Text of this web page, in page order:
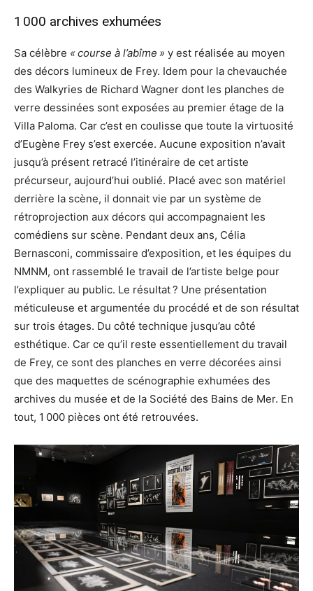
1 000 archives exhumées
Sa célèbre « course à l’abîme » y est réalisée au moyen
des décors lumineux de Frey. Idem pour la chevauchée
des Walkyries de Richard Wagner dont les planches de
verre dessinées sont exposées au premier étage de la
Villa Paloma. Car c’est en coulisse que toute la virtuosité
d’Eugène Frey s’est exercée. Aucune exposition n’avait
jusqu’à présent retracé l’itinéraire de cet artiste
précurseur, aujourd’hui oublié. Placé avec son matériel
derrière la scène, il donnait vie par un système de
rétroprojection aux décors qui accompagnaient les
comédiens sur scène. Pendant deux ans, Célia
Bernasconi, commissaire d’exposition, et les équipes du
NMNM, ont rassemblé le travail de l’artiste belge pour
l’expliquer au public. Le résultat ? Une présentation
méticuleuse et argumentée du procédé et de son résultat
sur trois étages. Du côté technique jusqu’au côté
esthétique. Car ce qu’il reste essentiellement du travail
de Frey, ce sont des planches en verre décorées ainsi
que des maquettes de scénographie exhumées des
archives du musée et de la Société des Bains de Mer. En
tout, 1 000 pièces ont été retrouvées.